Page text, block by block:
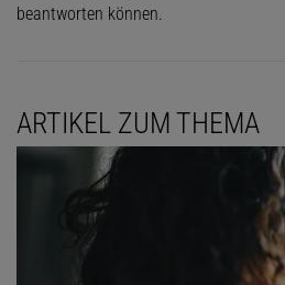
beantworten können.
ARTIKEL ZUM THEMA